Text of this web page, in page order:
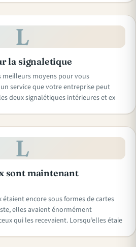
L
la signaletique
meilleurs moyens pour vous
service que votre entreprise peut
deux signalétiques intérieures et ex
L
sont maintenant
encore sous formes de cartes
elles avaient énormément
qui les recevaient. Lorsqu’elles étaie